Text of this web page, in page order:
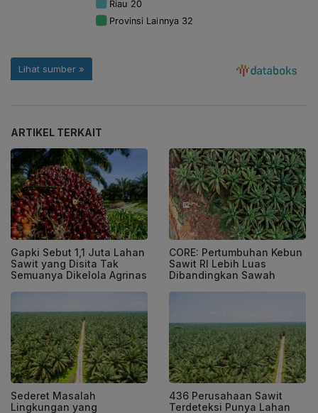
ARTIKEL TERKAIT
Gapki Sebut 1,1 Juta Lahan
Sawit yang Disita Tak
Semuanya Dikelola Agrinas
CORE: Pertumbuhan Kebun
Sawit RI Lebih Luas
Dibandingkan Sawah
Sederet Masalah
Lingkungan yang
436 Perusahaan Sawit
Terdeteksi Punya Lahan